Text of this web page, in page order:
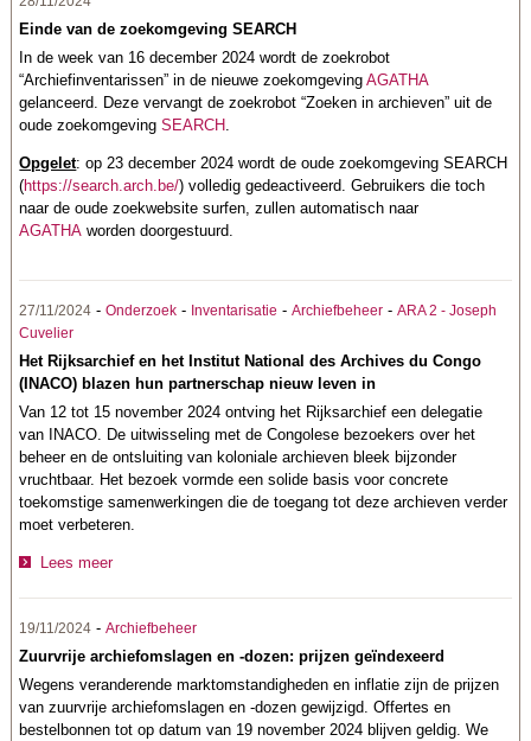
Einde van de zoekomgeving SEARCH
In de week van 16 december 2024 wordt de zoekrobot
“Archiefinventarissen” in de nieuwe zoekomgevingAGATHA
gelanceerd. Deze vervangt de zoekrobot “Zoeken in archieven” uit de
oude zoekomgevingSEARCH
Opgelet: op 23 december 2024 wordt de oude zoekomgeving SEARCH
(https://search.arch.be/) volledig gedeactiveerd. Gebruikers die toch
naar de oude zoekwebsite surfen, zullen automatisch naar
AGATHA worden doorgestuurd.
27/11/2024 -Onderzoek - Inventarisatie -Archiefbeheer -ARA 2 - Joseph
Cuvelier
Het Rijksarchief en het Institut National des Archives du Congo
(INACO) blazen hun partnerschap nieuw leven in
Van 12 tot 15 november 2024 ontving het Rijksarchief een delegatie
van INACO. De uitwisseling met de Congolese bezoekers over het
beheer en de ontsluiting van koloniale archieven bleek bijzonder
vruchtbaar. Het bezoek vormde een solide basis voor concrete
toekomstige samenwerkingen die de toegang tot deze archieven verder
moet verbeteren.
Lees meer
19/11/2024 -Archiefbeheer
Zuurvrije archiefomslagen en -dozen: prijzen geïndexeerd
Wegens veranderende marktomstandigheden en inflatie zijn de prijzen
van zuurvrije archiefomslagen en -dozen gewijzigd. Offertes en
bestelbonnen tot op datum van 19 november 2024 blijven geldig. We